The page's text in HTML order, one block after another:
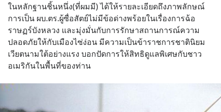
ในหลักฐานชิ้นหนึ่ง(ที่ผมมี) ได้ให้รายละเอียดถึงภาพลักษณ์
การเป็น ผบ.ตร.ผู้ซื่อสัตย์ไม่มีข้อด่างพร้อยในเรื่องการฉ้อ
ราษฏร์บังหลวง และมุ่งมั่นกับการรักษาสถานการณ์ความ
ปลอดภัยให้กับเมืองไซ่ง่อน มีความเป็นข้าราชการชาตินิยม
เวียตนามใต้อย่างแรง บอกปัดการให้สิทธิดูแลพิเศษกับชาว
อเมริกันในพื้นที่ของท่าน